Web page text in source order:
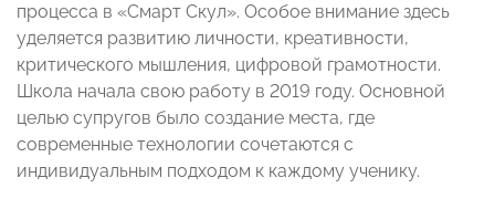
процесса в «Смарт Скул». Особое внимание здесь
уделяется развитию личности, креативности,
критического мышления, цифровой грамотности.
Школа начала свою работу в 2019 году. Основной
целью супругов было создание места, где
современные технологии сочетаются с
индивидуальным подходом к каждому ученику.